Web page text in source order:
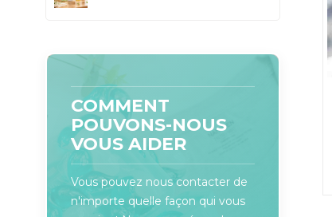
COMMENT
POUVONS-NOUS
VOUS AIDER
Vous pouvez nous contacter de
n'importe quelle façon qui vous